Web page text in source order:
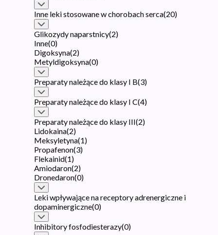
Inne leki stosowane w chorobach serca(20)
Glikozydy naparstnicy(2)
Inne(0)
Digoksyna(2)
Metyldigoksyna(0)
Preparaty należące do klasy I B(3)
Preparaty należące do klasy I C(4)
Preparaty należące do klasy III(2)
Lidokaina(2)
Meksyletyna(1)
Propafenon(3)
Flekainid(1)
Amiodaron(2)
Dronedaron(0)
Leki wpływające na receptory adrenergiczne i
dopaminergiczne(0)
Inhibitory fosfodiesterazy(0)